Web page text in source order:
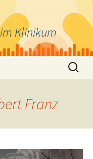
Klinikum
Suchen
nach:
Franz